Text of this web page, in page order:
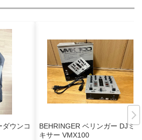
ダウンコ
BEHRINGER ベリンガー DJミ
キサー VMX100